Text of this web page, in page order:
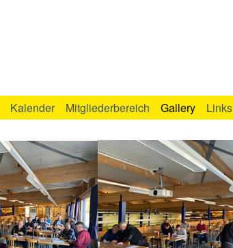
Kalender Mitgliederbereich Gallery Links